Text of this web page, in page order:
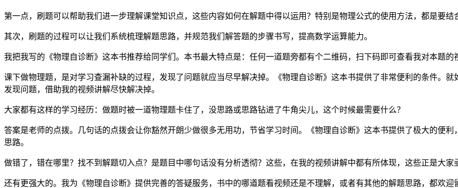
第一点，刷题可以帮助我们进一步理解课堂知识点，这些内容如何在解题中得以运用？特别是物理公式的使用方法，都是要结
其次，刷题的过程可以让我们系统梳理解题思路，并规范我们解答题的步骤书写，提高数学运算能力。
我把我写的《物理自诊断》这本书推荐给同学们。本书最大特点是：任何一道题旁都有个二维码，扫下码即可查看我对本题的
课下做物理题，是对学习查漏补缺的过程，发现了问题就应当尽早解决掉。《物理自诊断》这本书提供了非常便利的条件。
发现问题，借助我的视频讲解尽快解决掉。
大家都有这样的学习经历：做题时被一道物理题卡住了，没思路或思路钻进了牛角尖儿，这个时候最需要什么？
答案是老师的点拨。几句话的点拨会让你豁然开朗少做很多无用功，节省学习时间。《物理自诊断》这本书提供了极大的便
思路。
做错了，错在哪里？找不到解题切入点？是题目中哪句话没有分析透彻？这些，在我的视频讲解中都有所体现，这些正是大
还有更强大的。我为《物理自诊断》提供完善的答疑服务，书中的哪道题看视频还是不理解，或者有其他的解题思路，都欢